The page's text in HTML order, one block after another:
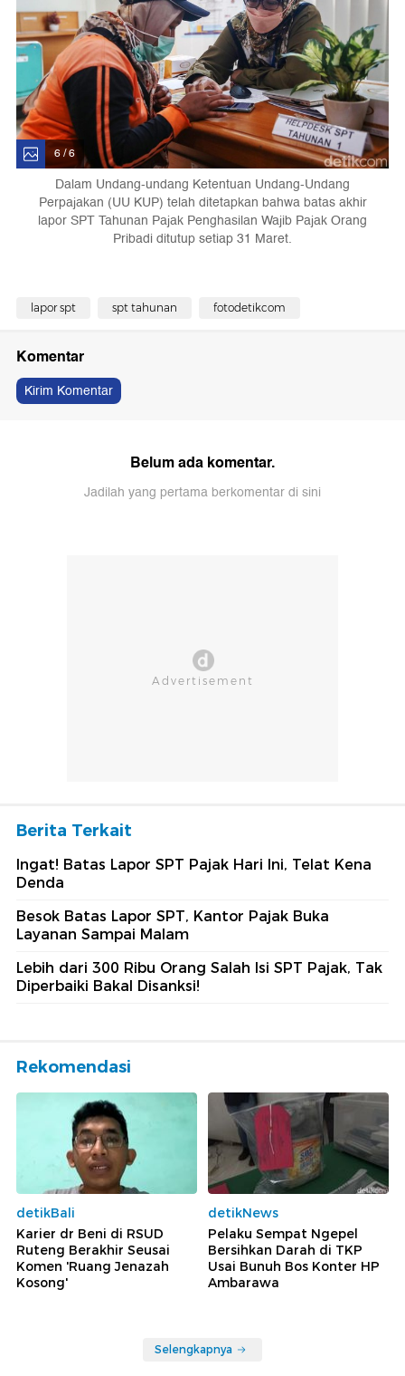
6 / 6
Dalam Undang-undang Ketentuan Undang-Undang
Perpajakan (UU KUP) telah ditetapkan bahwa batas akhir
lapor SPT Tahunan Pajak Penghasilan Wajib Pajak Orang
Pribadi ditutup setiap 31 Maret.
lapor spt spt tahunan fotodetikcom
Komentar
Kirim Komentar
Belum ada komentar.
Jadilah yang pertama berkomentar di sini
Berita Terkait
Ingat! Batas Lapor SPT Pajak Hari Ini, Telat Kena
Denda
Besok Batas Lapor SPT, Kantor Pajak Buka
Layanan Sampai Malam
Lebih dari 300 Ribu Orang Salah Isi SPT Pajak, Tak
Diperbaiki Bakal Disanksi!
Rekomendasi
detikBali
Karier dr Beni di RSUD
Ruteng Berakhir Seusai
Komen 'Ruang Jenazah
Kosong'
detikNews
Pelaku Sempat Ngepel
Bersihkan Darah di TKP
Usai Bunuh Bos Konter HP
Ambarawa
Selengkapnya